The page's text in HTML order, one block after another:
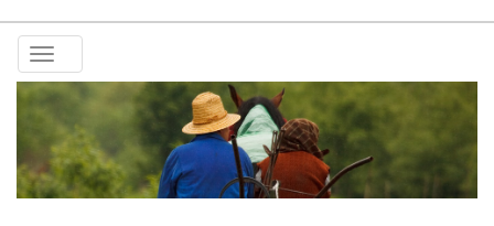
Toggle
navigation